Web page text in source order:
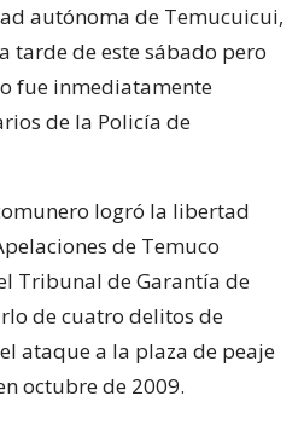
autónoma de Temucuicui,
tarde de este sábado pero
fue inmediatamente
de la Policía de
logró la libertad
de Temuco
Tribunal de Garantía de
de cuatro delitos de
ataque a la plaza de peaje
octubre de 2009.